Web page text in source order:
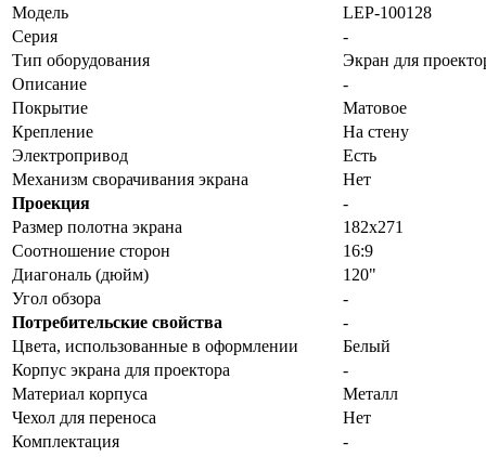
Модель
LEP-100128
Серия
-
Тип оборудования
Экран для
Описание
-
Покрытие
Матовое
Крепление
На стену
Электропривод
Есть
Механизм сворачивания экрана
Нет
Проекция
-
Размер полотна экрана
182х271
Соотношение сторон
16:9
Диагональ (дюйм)
120"
Угол обзора
-
Потребительские свойства
-
Цвета, использованные в оформлении
Белый
Корпус экрана для проектора
-
Материал корпуса
Металл
Чехол для переноса
Нет
Комплектация
-